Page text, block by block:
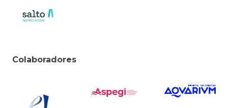
Colaboradores